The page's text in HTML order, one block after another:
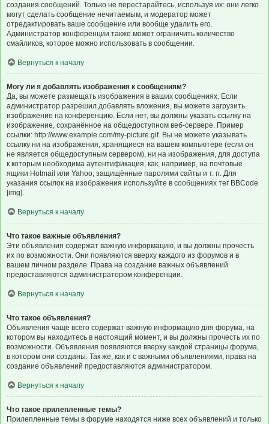
создания сообщений. Только не перестарайтесь, используя их: они легко
могут сделать сообщение нечитаемым, и модератор может
отредактировать ваше сообщение или вообще удалить его.
Администратор конференции также может ограничить количество
смайликов, которое можно использовать в сообщении.
Вернуться к началу
Могу ли я добавлять изображения к сообщениям?
Да, вы можете размещать изображения в ваших сообщениях. Если
администратор разрешил добавлять вложения, вы можете загрузить
изображение на конференцию. Если нет, вы должны указать ссылку на
изображение, сохранённое на общедоступном веб-сервере. Пример
ссылки: http://www.example.com/my-picture.gif. Вы не можете указывать
ссылку ни на изображения, хранящиеся на вашем компьютере (если он
не является общедоступным сервером), ни на изображения, для доступа
к которым необходима аутентификация, как, например, на почтовые
ящики Hotmail или Yahoo, защищённые паролями сайты и т. п. Для
указания ссылок на изображения используйте в сообщениях тег BBCode
[img].
Вернуться к началу
Что такое важные объявления?
Эти объявления содержат важную информацию, и вы должны прочесть
их по возможности. Они появляются вверху каждого из форумов и в
вашем личном разделе. Права на создание важных объявлений
предоставляются администратором конференции.
Вернуться к началу
Что такое объявления?
Объявления чаще всего содержат важную информацию для форума, на
котором вы находитесь в настоящий момент, и вы должны прочесть их по
возможности. Объявления появляются вверху каждой страницы форума,
в котором они созданы. Так же, как и с важными объявлениями, права на
создание объявлений предоставляются администратором.
Вернуться к началу
Что такое прилепленные темы?
Прилепленные темы в форуме находятся ниже всех объявлений и только